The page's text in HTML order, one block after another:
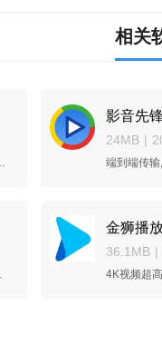
相关
”播放器
影音先锋
24MB |
就看
金狮播
36.1MB |
4K视频超